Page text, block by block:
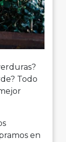
Todo
en